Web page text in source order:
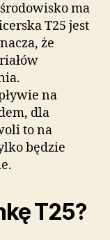
ma
T25 jest
że
na
dla
to na
będzie
T25?